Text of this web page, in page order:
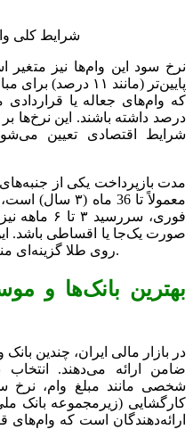
نرخ سود این وام‌ها نیز
پایین‌تر (مانند ۱۱
درصد داشته باشند. این
شرایط اقتصادی تعیین
مدت بازپرداخت یکی از
معمولاً تا 36
فوری،
صورت یک‌جا یا اقساطی باشد.
روی طلا گزینه‌ای مناسب برای نیازهای کوتاه‌مدت باشد.
بهترین بانک‌ها و
در بازار مالی ایران، چندین
ضامن ارائه می‌دهند. انتخاب
شخصی مانند مبلغ وام، نرخ
کارگشایی (زیرمجموعه بانک